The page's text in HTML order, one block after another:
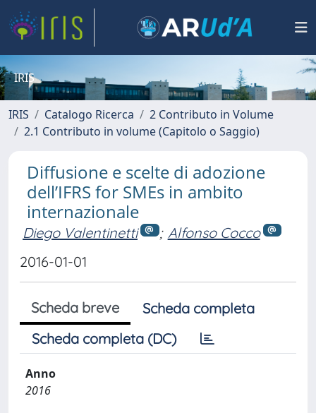
IRIS
IRIS Catalogo Ricerca
2 Contributo in Volume
2.1 Contributo in volume (Capitolo o Saggio)
Diffusione e scelte di adozione
dell’IFRS for SMEs in ambito
internazionale
Diego Valentinetti ; Alfonso Cocco
2016-01-01
Scheda breve
Scheda completa
Scheda completa (DC)
Anno
2016